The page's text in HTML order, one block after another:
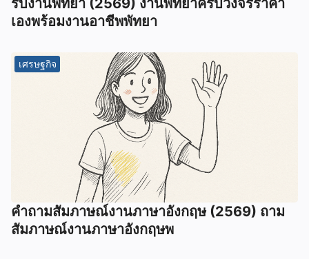
รับงานพัทยา (2569) ️งานพัทยาครบวงจรราคา
เองพร้อมงานอาชีพพัทยา
เศรษฐกิจ
คําถามสัมภาษณ์งานภาษาอังกฤษ (2569) ถาม
สัมภาษณ์งานภาษาอังกฤษพ